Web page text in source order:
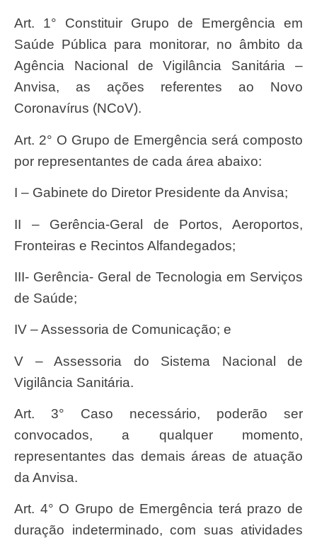
Art. 1° Constituir Grupo de Emergência em
Saúde Pública para monitorar, no âmbito da
Agência Nacional de Vigilância Sanitária –
Anvisa, as ações referentes ao Novo
Coronavírus (NCoV).
Art. 2° O Grupo de Emergência será composto
por representantes de cada área abaixo:
I – Gabinete do Diretor Presidente da Anvisa;
II – Gerência-Geral de Portos, Aeroportos,
Fronteiras e Recintos Alfandegados;
III- Gerência- Geral de Tecnologia em Serviços
de Saúde;
IV – Assessoria de Comunicação; e
V – Assessoria do Sistema Nacional de
Vigilância Sanitária.
Art. 3° Caso necessário, poderão ser
convocados, a qualquer momento,
representantes das demais áreas de atuação
da Anvisa.
Art. 4° O Grupo de Emergência terá prazo de
duração indeterminado, com suas atividades